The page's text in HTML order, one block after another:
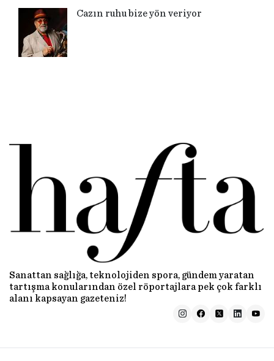
Cazın ruhu bize yön veriyor
Sanattan sağlığa, teknolojiden spora, gündem yaratan
tartışma konularından özel röportajlara pek çok farklı
alanı kapsayan gazeteniz!